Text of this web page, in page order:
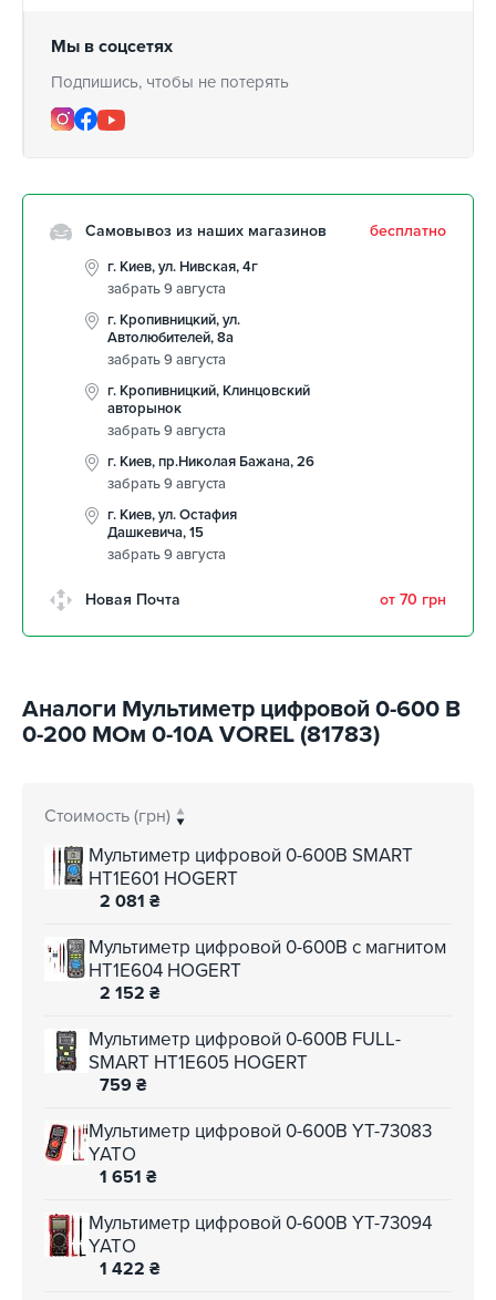
Мы в соцсетях
Подпишись, чтобы не потерять
Самовывоз из наших магазинов бесплатно
г. Киев, ул. Нивская, 4г
забрать 9 августа
г. Кропивницкий, ул.
Автолюбителей, 8а
забрать 9 августа
г. Кропивницкий, Клинцовский
авторынок
забрать 9 августа
г. Киев, пр.Николая Бажана, 26
забрать 9 августа
г. Киев, ул. Остафия
Дашкевича, 15
забрать 9 августа
Новая Почта от 70 грн
Аналоги Мультиметр цифровой 0-600 В
0-200 МОм 0-10А VOREL (81783)
Стоимость (грн)
Мультиметр цифровой 0-600В SMART
HT1E601 HOGERT
2 081 ₴
Мультиметр цифровой 0-600В c магнитом
HT1E604 HOGERT
2 152 ₴
Мультиметр цифровой 0-600В FULL-
SMART HT1E605 HOGERT
759 ₴
Мультиметр цифровой 0-600В YT-73083
YATO
1 651 ₴
Мультиметр цифровой 0-600В YT-73094
YATO
1 422 ₴